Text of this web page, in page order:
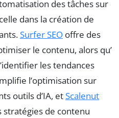
des tâches sur
dans la création de
Surfer SEO offre des
le contenu, alors qu’
les tendances
l’optimisation sur
outils d’IA, etScalenut
de contenu